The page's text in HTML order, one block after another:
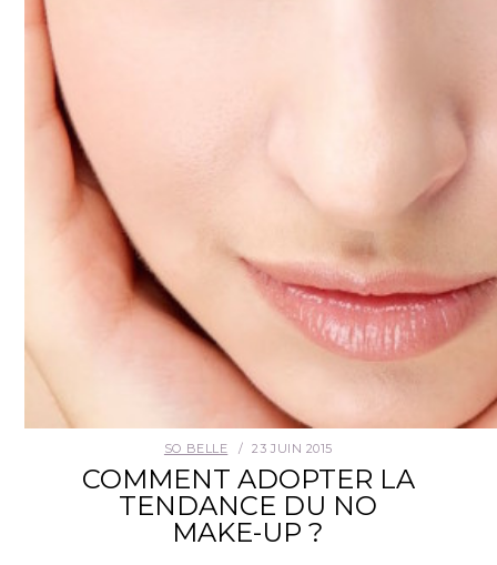
SO BELLE 23 JUIN 2015
COMMENT ADOPTER LA
TENDANCE DU NO
MAKE-UP ?